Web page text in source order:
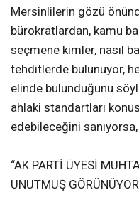
Mersinlilerin gözü
bürokratlardan, kamu
seçmene kimler, nasıl
tehditlerde bulunuyor,
elinde bulunduğunu
ahlaki standartları
edebileceğini
“AK PARTİ ÜYESİ
UNUTMUŞ